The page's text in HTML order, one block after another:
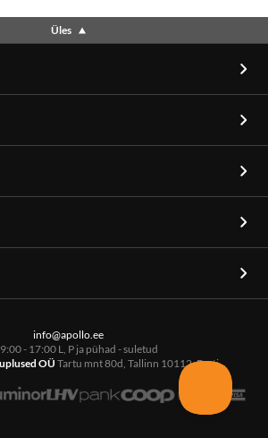
Üles
info@apollo.ee
9:00 - 17:00 L, P ja pühad - suletud
OÜ Tartu mnt 80d, Tallinn 10112, Eesti